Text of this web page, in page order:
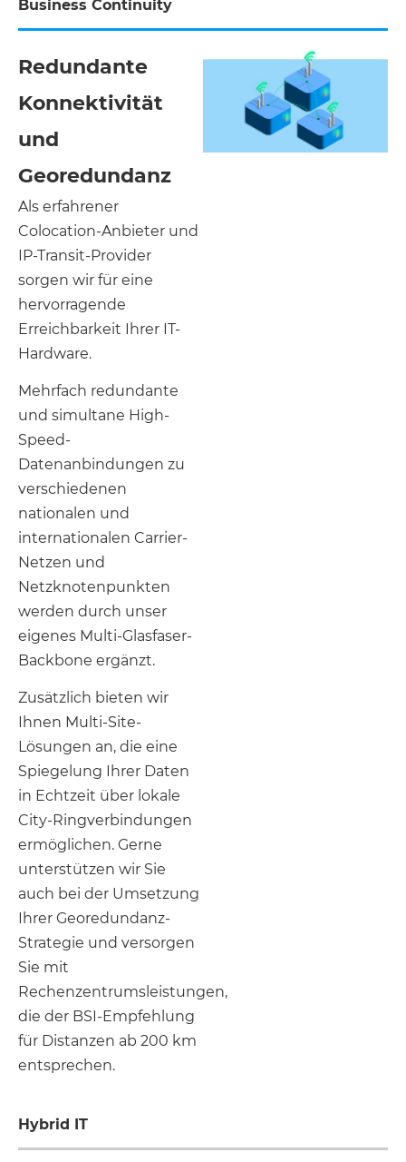
Business Continuity
Hybrid IT
Redundante
Konnektivität
und
Georedundanz
Als erfahrener
Colocation-Anbieter und
IP-Transit-Provider
sorgen wir für eine
hervorragende
Erreichbarkeit Ihrer IT-
Hardware.
Mehrfach redundante
und simultane High-
Speed-
Datenanbindungen zu
verschiedenen
nationalen und
internationalen Carrier-
Netzen und
Netzknotenpunkten
werden durch unser
eigenes Multi-Glasfaser-
Backbone ergänzt.
Zusätzlich bieten wir
Ihnen Multi-Site-
Lösungen an, die eine
Spiegelung Ihrer Daten
in Echtzeit über lokale
City-Ringverbindungen
ermöglichen. Gerne
unterstützen wir Sie
auch bei der Umsetzung
Ihrer Georedundanz-
Strategie und versorgen
Sie mit
Rechenzentrumsleistungen,
die der BSI-Empfehlung
für Distanzen ab 200 km
entsprechen.